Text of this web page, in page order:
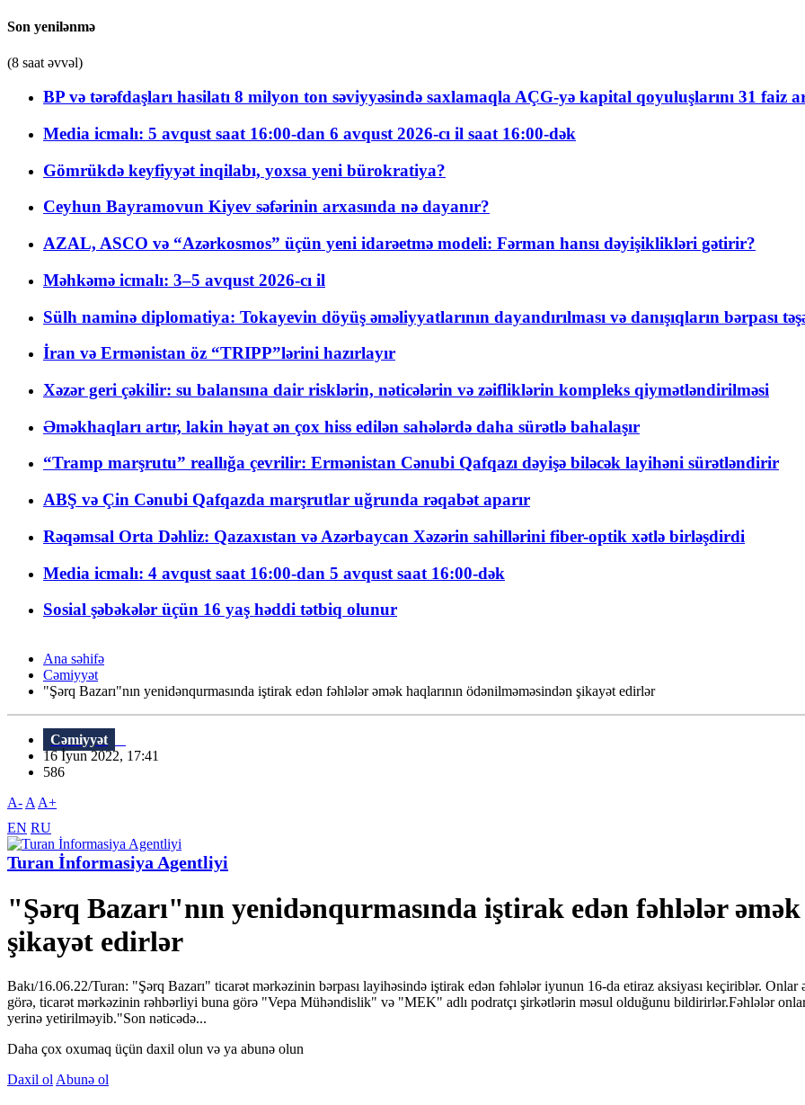
Son yenilənmə
(8 saat əvvəl)
BP və tərəfdaşları hasilatı 8 milyon ton səviyyəsində saxlamaqla AÇG-yə kapital qoyuluşlarını 31 faiz
Media icmalı: 5 avqust saat 16:00-dan 6 avqust 2026-cı il saat 16:00-dək
Gömrükdə keyfiyyət inqilabı, yoxsa yeni bürokratiya?
Ceyhun Bayramovun Kiyev səfərinin arxasında nə dayanır?
AZAL, ASCO və “Azərkosmos” üçün yeni idarəetmə modeli: Fərman hansı dəyişiklikləri gətirir?
Məhkəmə icmalı: 3–5 avqust 2026-cı il
Sülh naminə diplomatiya: Tokayevin döyüş əməliyyatlarının dayandırılması və danışıqların bərpası
İran və Ermənistan öz “TRIPP”lərini hazırlayır
Xəzər geri çəkilir: su balansına dair risklərin, nəticələrin və zəifliklərin kompleks qiymətləndirilməsi
Əməkhaqları artır, lakin həyat ən çox hiss edilən sahələrdə daha sürətlə bahalaşır
“Tramp marşrutu” reallığa çevrilir: Ermənistan Cənubi Qafqazı dəyişə biləcək layihəni sürətləndirir
ABŞ və Çin Cənubi Qafqazda marşrutlar uğrunda rəqabət aparır
Rəqəmsal Orta Dəhliz: Qazaxıstan və Azərbaycan Xəzərin sahillərini fiber-optik xətlə birləşdirdi
Media icmalı: 4 avqust saat 16:00-dan 5 avqust saat 16:00-dək
Sosial şəbəkələr üçün 16 yaş həddi tətbiq olunur
Ana səhifə
Cəmiyyət
"Şərq Bazarı"nın yenidənqurmasında iştirak edən fəhlələr əmək haqlarının ödənilməməsindən şikayət edirlər
Cəmiyyət
16 İyun 2022, 17:41
586
A- A A+
EN RU
Turan İnformasiya Agentliyi
"Şərq Bazarı"nın yenidənqurmasında iştirak edən fəhlələr
şikayət edirlər
Bakı/16.06.22/Turan: "Şərq Bazarı" ticarət mərkəzinin bərpası layihəsində iştirak edən fəhlələr iyunun 16-da etiraz aksiyası keçiriblər. Onlar
görə, ticarət mərkəzinin rəhbərliyi buna görə "Vepa Mühəndislik" və "MEK" adlı podratçı şirkətlərin məsul olduğunu bildirirlər.Fəhlələr
yerinə yetirilməyib."Son nəticədə...
Daha çox oxumaq üçün daxil olun və ya abunə olun
Daxil ol Abunə ol